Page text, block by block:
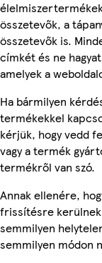
összetevők, a
összetevők is.
címkét és ne
amelyek a
Ha bármilyen
termékekkel
kérjük, hogy vedd
vagy a termék
termékről van szó.
Annak ellenére,
frissítésre
semmilyen
semmilyen módon